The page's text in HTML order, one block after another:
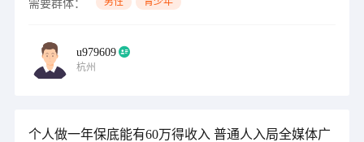
需要群体：
u979609
杭州
个人做一年保底能有60万得收入 普通人入局全媒体广